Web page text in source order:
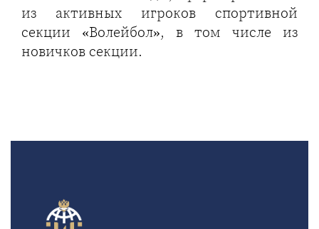
из активных игроков спортивной
секции «Волейбол», в том числе из
новичков секции.